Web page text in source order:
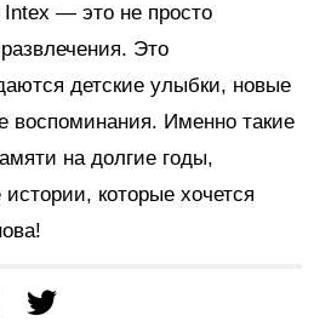
— это не просто
Это
детские улыбки, новые
воспоминания. Именно такие
на долгие годы,
которые хочется